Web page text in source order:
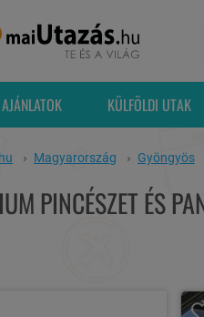
KÜLFÖLDI UTAK
Magyarország Gyöngyös
PINCÉSZET ÉS